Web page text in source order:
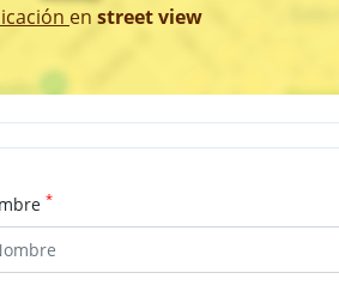
en street view
*